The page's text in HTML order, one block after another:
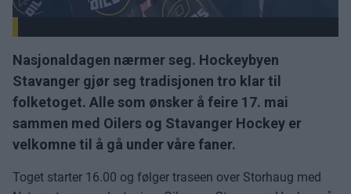
Nasjonaldagen nærmer seg. Hockeybyen
Stavanger gjør seg tradisjonen tro klar til
folketoget. Alle som ønsker å feire 17. mai
sammen med Oilers og Stavanger Hockey er
velkomne til å gå under våre faner.
Toget starter 16.00 og følger traseen over Storhaug med